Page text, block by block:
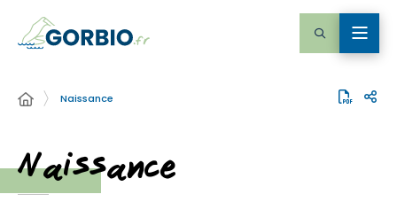
Naissance
Naissance